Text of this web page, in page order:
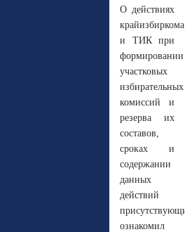
О действиях
крайизбиркома
и ТИК при
формировании
участковых
избирательных
комиссий и
резерва их
составов,
сроках и
содержании
данных
действий
ознакомил